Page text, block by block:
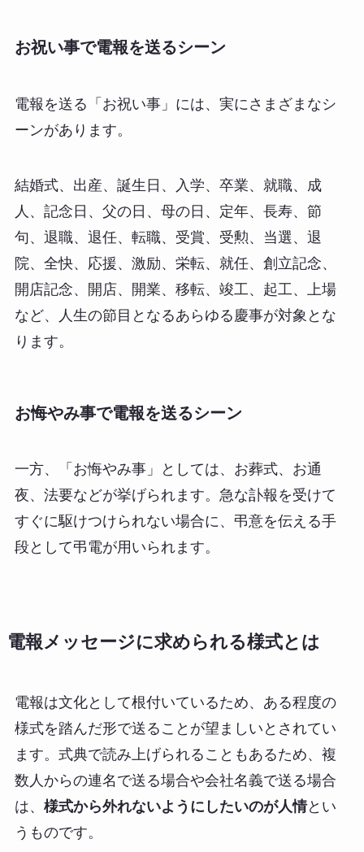
お祝い事で電報を送るシーン
電報を送る「お祝い事」には、実にさまざまなシ
ーンがあります。
結婚式、出産、誕生日、入学、卒業、就職、成
人、記念日、父の日、母の日、定年、長寿、節
句、退職、退任、転職、受賞、受勲、当選、退
院、全快、応援、激励、栄転、就任、創立記念、
開店記念、開店、開業、移転、竣工、起工、上場
など、人生の節目となるあらゆる慶事が対象とな
ります。
お悔やみ事で電報を送るシーン
一方、「お悔やみ事」としては、お葬式、お通
夜、法要などが挙げられます。急な訃報を受けて
すぐに駆けつけられない場合に、弔意を伝える手
段として弔電が用いられます。
電報メッセージに求められる様式とは
電報は文化として根付いているため、ある程度の
様式を踏んだ形で送ることが望ましいとされてい
ます。式典で読み上げられることもあるため、複
数人からの連名で送る場合や会社名義で送る場合
は、 様式から外れないようにしたいのが人情とい
うものです。